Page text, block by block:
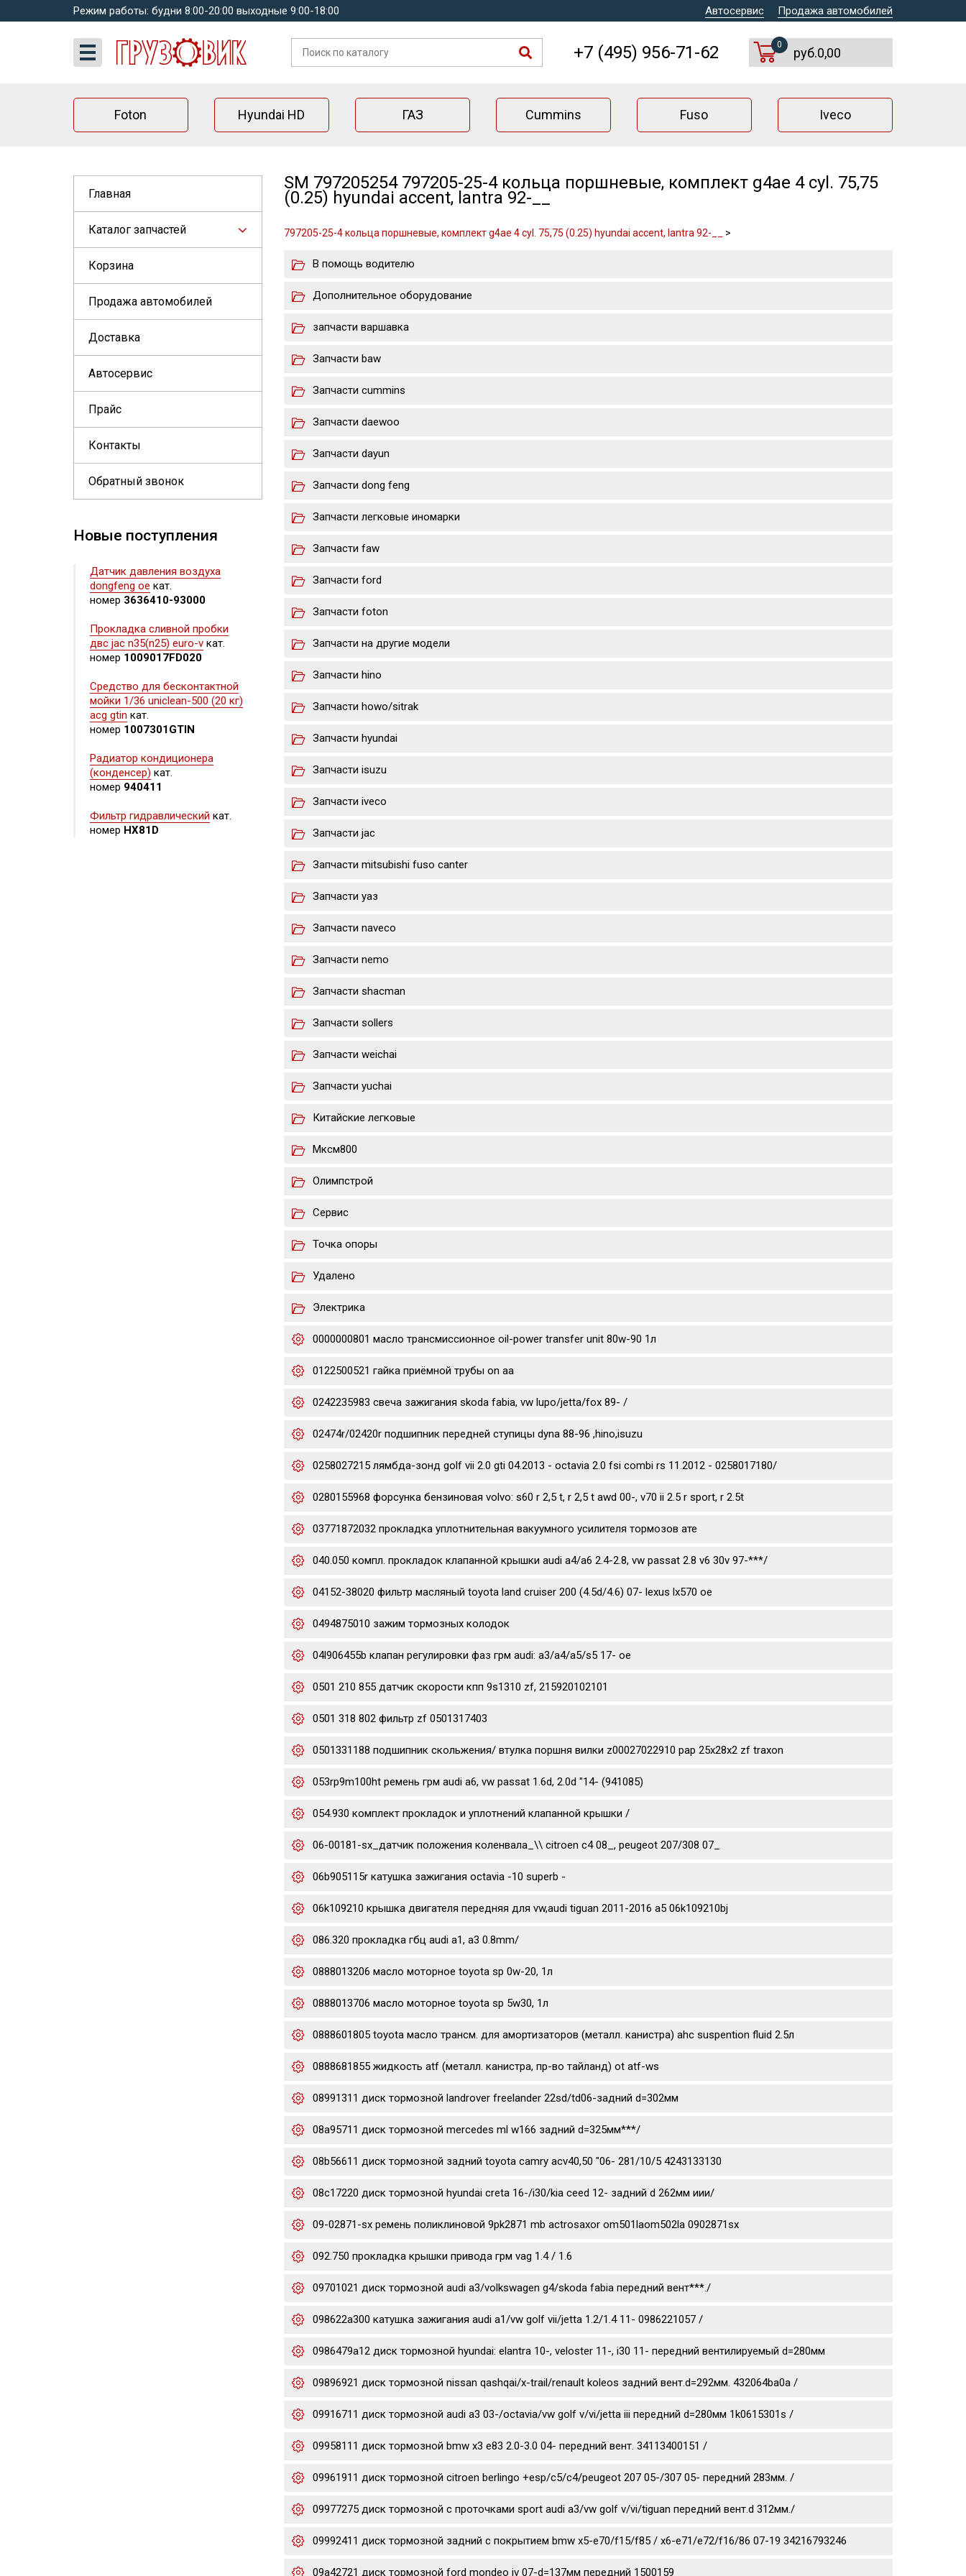
Режим работы: будни 8:00-20:00 выходные 9:00-18:00 Автосервис Продажа автомобилей
+7 (495) 956-71-62 0
руб.0,00
Foton Hyundai HD ГАЗ Cummins Fuso Iveco
Главная
Каталог запчастей
Корзина
Продажа автомобилей
Доставка
Автосервис
Прайс
Контакты
Обратный звонок
Новые поступления
Датчик давления воздуха
dongfeng oe кат.
номер 3636410-93000
Прокладка сливной пробки
двс jac n35(n25) euro-v кат.
номер 1009017FD020
Средство для бесконтактной
мойки 1/36 uniclean-500 (20 кг)
acg gtin кат.
номер 1007301GTIN
Радиатор кондиционера
(конденсер) кат.
номер 940411
Фильтр гидравлический кат.
номер HX81D
SM 797205254 797205-25-4 кольца поршневые, комплект g4ae 4 cyl. 75,75
(0.25) hyundai accent, lantra 92-__
797205-25-4 кольца поршневые, комплект g4ae 4 cyl. 75,75 (0.25) hyundai accent, lantra 92-__ >
В помощь водителю
Дополнительное оборудование
запчасти варшавка
Запчасти baw
Запчасти cummins
Запчасти daewoo
Запчасти dayun
Запчасти dong feng
Запчасти легковые иномарки
Запчасти faw
Запчасти ford
Запчасти foton
Запчасти на другие модели
Запчасти hino
Запчасти howo/sitrak
Запчасти hyundai
Запчасти isuzu
Запчасти iveco
Запчасти jac
Запчасти mitsubishi fuso canter
Запчасти уаз
Запчасти naveco
Запчасти nemo
Запчасти shacman
Запчасти sollers
Запчасти weichai
Запчасти yuchai
Китайские легковые
Мксм800
Олимпстрой
Сервис
Точка опоры
Удалено
Электрика
0000000801 масло трансмиссионное oil-power transfer unit 80w-90 1л
0122500521 гайка приёмной трубы on aa
0242235983 свеча зажигания skoda fabia, vw lupo/jetta/fox 89- /
02474r/02420r подшипник передней ступицы dyna 88-96 ,hino,isuzu
0258027215 лямбда-зонд golf vii 2.0 gti 04.2013 - octavia 2.0 fsi combi rs 11.2012 - 0258017180/
0280155968 форсунка бензиновая volvo: s60 r 2,5 t, r 2,5 t awd 00-, v70 ii 2.5 r sport, r 2.5t
03771872032 прокладка уплотнительная вакуумного усилителя тормозов ате
040.050 компл. прокладок клапанной крышки audi a4/a6 2.4-2.8, vw passat 2.8 v6 30v 97-***/
04152-38020 фильтр масляный toyota land cruiser 200 (4.5d/4.6) 07- lexus lx570 oe
0494875010 зажим тормозных колодок
04l906455b клапан регулировки фаз грм audi: a3/a4/a5/s5 17- oe
0501 210 855 датчик скорости кпп 9s1310 zf, 215920102101
0501 318 802 фильтр zf 0501317403
0501331188 подшипник скольжения/ втулка поршня вилки z00027022910 pap 25x28x2 zf traxon
053rp9m100ht ремень грм audi a6, vw passat 1.6d, 2.0d "14- (941085)
054.930 комплект прокладок и уплотнений клапанной крышки /
06-00181-sx_датчик положения коленвала_\\ citroen c4 08_, peugeot 207/308 07_
06b905115r катушка зажигания octavia -10 superb -
06k109210 крышка двигателя передняя для vw,audi tiguan 2011-2016 a5 06k109210bj
086.320 прокладка гбц audi a1, a3 0.8mm/
0888013206 масло моторное toyota sp 0w-20, 1л
0888013706 масло моторное toyota sp 5w30, 1л
0888601805 toyota масло трансм. для амортизаторов (металл. канистра) ahc suspention fluid 2.5л
0888681855 жидкость atf (металл. канистра, пр-во тайланд) ot atf-ws
08991311 диск тормозной landrover freelander 22sd/td06-задний d=302мм
08a95711 диск тормозной mercedes ml w166 задний d=325мм***/
08b56611 диск тормозной задний toyota camry acv40,50 "06- 281/10/5 4243133130
08c17220 диск тормозной hyundai creta 16-/i30/kia ceed 12- задний d 262мм иии/
09-02871-sx ремень поликлиновой 9pk2871 mb actrosaxor om501laom502la 0902871sx
092.750 прокладка крышки привода грм vag 1.4 / 1.6
09701021 диск тормозной audi a3/volkswagen g4/skoda fabia передний вент***./
098622a300 катушка зажигания audi a1/vw golf vii/jetta 1.2/1.4 11- 0986221057 /
0986479a12 диск тормозной hyundai: elantra 10-, veloster 11-, i30 11- передний вентилируемый d=280мм
09896921 диск тормозной nissan qashqai/x-trail/renault koleos задний вент.d=292мм. 432064ba0a /
09916711 диск тормозной audi a3 03-/octavia/vw golf v/vi/jetta iii передний d=280мм 1k0615301s /
09958111 диск тормозной bmw x3 e83 2.0-3.0 04- передний вент. 34113400151 /
09961911 диск тормозной citroen berlingo +esp/c5/c4/peugeot 207 05-/307 05- передний 283мм. /
09977275 диск тормозной c проточками sport audi a3/vw golf v/vi/tiguan передний вент.d 312мм./
09992411 диск тормозной задний с покрытием bmw x5-e70/f15/f85 / x6-e71/e72/f16/86 07-19 34216793246
09a42721 диск тормозной ford mondeo iv 07-d=137мм передний 1500159